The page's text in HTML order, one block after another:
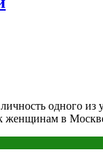
одного из
к женщинам в